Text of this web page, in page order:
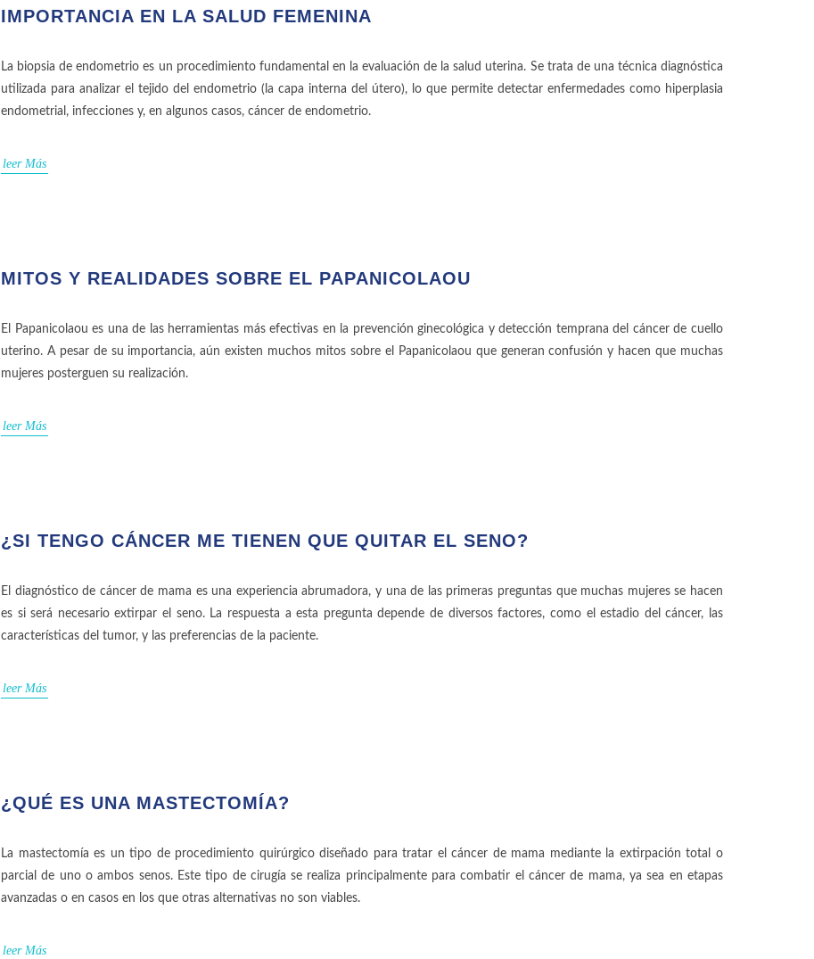
IMPORTANCIA EN LA SALUD FEMENINA
La biopsia de endometrio es un procedimiento fundamental en la evaluación de la salud uterina. Se trata de una técnica diagnóstica
utilizada para analizar el tejido del endometrio (la capa interna del útero), lo que permite detectar enfermedades como hiperplasia
endometrial, infecciones y, en algunos casos, cáncer de endometrio.
leer Más
MITOS Y REALIDADES SOBRE EL PAPANICOLAOU
El Papanicolaou es una de las herramientas más efectivas en la prevención ginecológica y detección temprana del cáncer de cuello
uterino. A pesar de su importancia, aún existen muchos mitos sobre el Papanicolaou que generan confusión y hacen que muchas
mujeres posterguen su realización.
leer Más
¿SI TENGO CÁNCER ME TIENEN QUE QUITAR EL SENO?
El diagnóstico de cáncer de mama es una experiencia abrumadora, y una de las primeras preguntas que muchas mujeres se hacen
es si será necesario extirpar el seno. La respuesta a esta pregunta depende de diversos factores, como el estadio del cáncer, las
características del tumor, y las preferencias de la paciente.
leer Más
¿QUÉ ES UNA MASTECTOMÍA?
La mastectomía es un tipo de procedimiento quirúrgico diseñado para tratar el cáncer de mama mediante la extirpación total o
parcial de uno o ambos senos. Este tipo de cirugía se realiza principalmente para combatir el cáncer de mama, ya sea en etapas
avanzadas o en casos en los que otras alternativas no son viables.
leer Más